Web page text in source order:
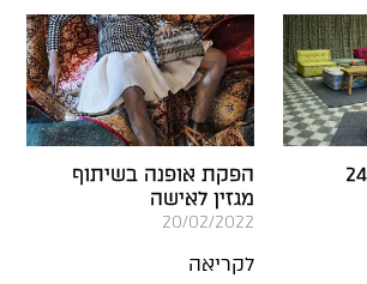
הפקת אופנה בשיתוף
מגזין לאישה
20/02/2022
לקריאה